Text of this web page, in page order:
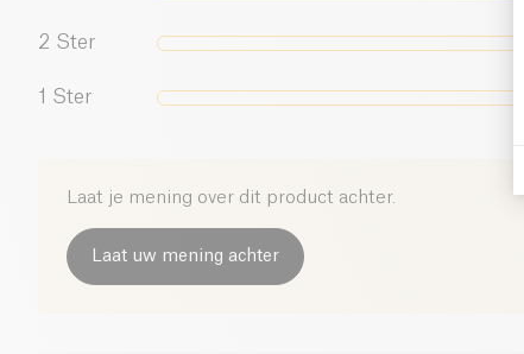
2 Ster
1 Ster
Laat je mening over dit product achter.
Laat uw mening achter